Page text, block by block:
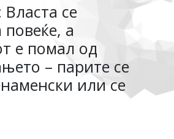
се
а
е помал од
– парите се
или се